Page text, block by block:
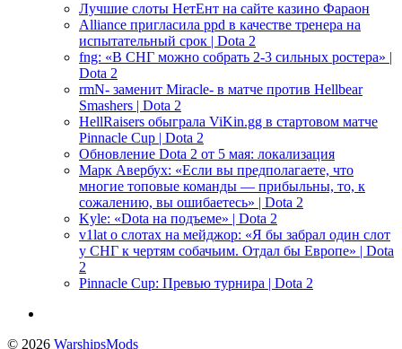
Лучшие слоты НетЕнт на сайте казино Фараон
Alliance пригласила ppd в качестве тренера на
испытательный срок | Dota 2
fng: «В СНГ можно собрать 2-3 сильных ростера» |
Dota 2
rmN- заменит Miracle- в матче против Hellbear
Smashers | Dota 2
HellRaisers обыграла ViKin.gg в стартовом матче
Pinnacle Cup | Dota 2
Обновление Dota 2 от 5 мая: локализация
Марк Авербух: «Если вы предполагаете, что
многие топовые команды — прибыльны, то, к
сожалению, вы ошибаетесь» | Dota 2
Kyle: «Dota на подъеме» | Dota 2
v1lat о слотах на мейджор: «Я бы забрал один слот
у СНГ к чертям собачьим. Отдал бы Европе» | Dota
2
Pinnacle Cup: Превью турнира | Dota 2
© 2026 WarshipsMods